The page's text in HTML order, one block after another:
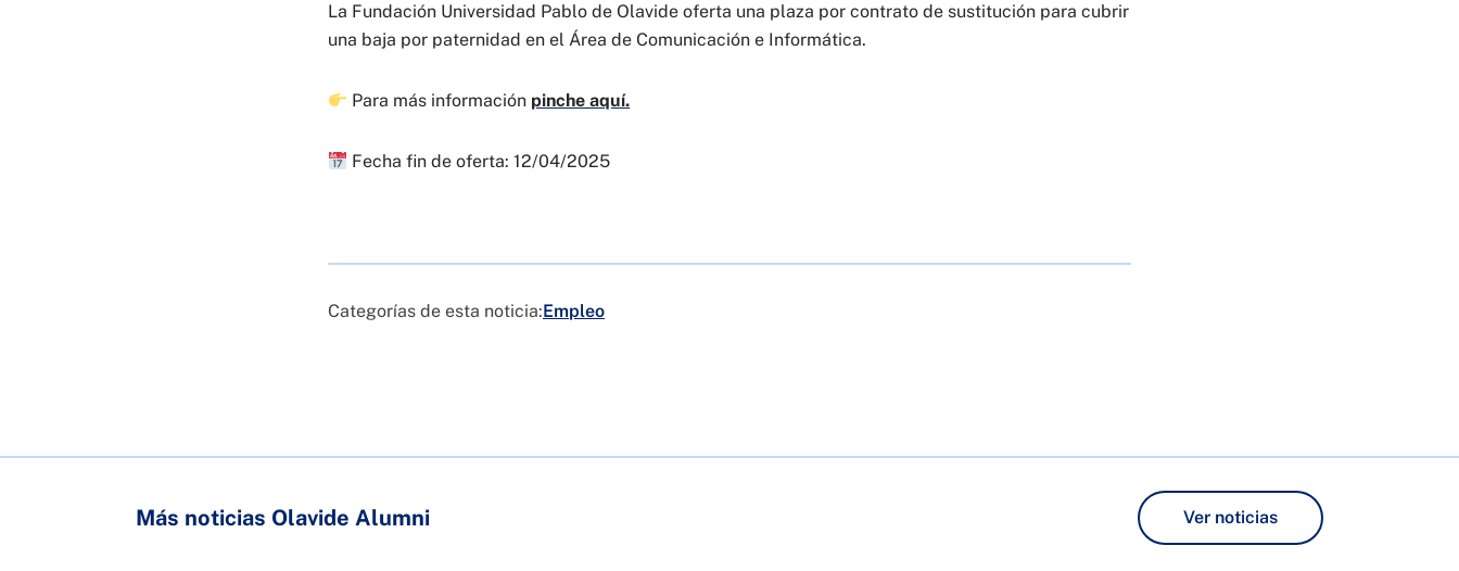
La Fundación Universidad Pablo de Olavide oferta una plaza por contrato de sustitución para cubrir
una baja por paternidad en el Área de Comunicación e Informática.
Para más información pinche aquí.
Fecha fin de oferta: 12/04/2025
Categorías de esta noticia:Empleo
Más noticias Olavide Alumni Ver noticias